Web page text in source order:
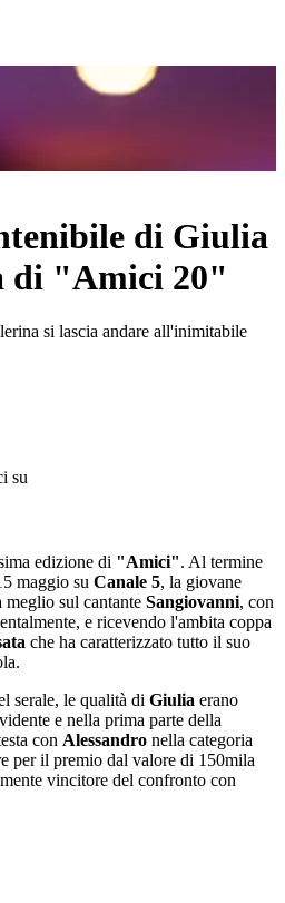
di Giulia
di "Amici 20"
si lascia andare all'inimitabile
su
edizione di "Amici". Al termine
maggio su Canale 5, la giovane
meglio sul cantante Sangiovanni, con
e ricevendo l'ambita coppa
che ha caratterizzato tutto il suo
serale, le qualità di Giulia erano
e nella prima parte della
con Alessandro nella categoria
per il premio dal valore di 150mila
vincitore del confronto con